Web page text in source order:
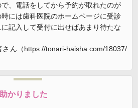
、電話をしてから予約が取れたのが
には歯科医院のホームページに受診
記入して受付に出せばあまり待たな
ん（https://tonari-haisha.com/18037/
かりました